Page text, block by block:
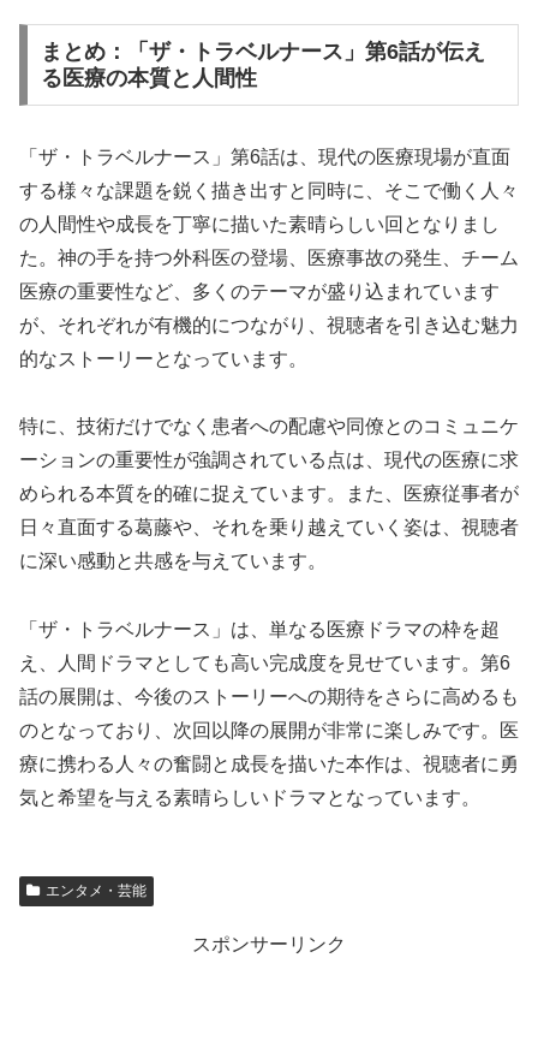
まとめ：「ザ・トラベルナース」第6話が伝え
る医療の本質と人間性
「ザ・トラベルナース」第6話は、現代の医療現場が直面
する様々な課題を鋭く描き出すと同時に、そこで働く人々
の人間性や成長を丁寧に描いた素晴らしい回となりまし
た。神の手を持つ外科医の登場、医療事故の発生、チーム
医療の重要性など、多くのテーマが盛り込まれています
が、それぞれが有機的につながり、視聴者を引き込む魅力
的なストーリーとなっています。
特に、技術だけでなく患者への配慮や同僚とのコミュニケ
ーションの重要性が強調されている点は、現代の医療に求
められる本質を的確に捉えています。また、医療従事者が
日々直面する葛藤や、それを乗り越えていく姿は、視聴者
に深い感動と共感を与えています。
「ザ・トラベルナース」は、単なる医療ドラマの枠を超
え、人間ドラマとしても高い完成度を見せています。第6
話の展開は、今後のストーリーへの期待をさらに高めるも
のとなっており、次回以降の展開が非常に楽しみです。医
療に携わる人々の奮闘と成長を描いた本作は、視聴者に勇
気と希望を与える素晴らしいドラマとなっています。
エンタメ・芸能
スポンサーリンク